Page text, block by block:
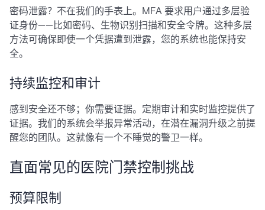
密码泄露？不在我们的手表上。MFA 要求用户通过多层验
证身份——比如密码、生物识别扫描和安全令牌。这种多层
方法可确保即使一个凭据遭到泄露，您的系统也能保持安
全。
持续监控和审计
感到安全还不够；你需要证据。定期审计和实时监控提供了
证据。我们的系统会举报异常活动，在潜在漏洞升级之前提
醒您的团队。这就像有一个不睡觉的警卫一样。
直面常见的医院门禁控制挑战
预算限制